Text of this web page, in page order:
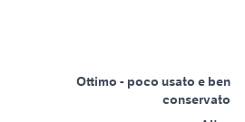
Ottimo - poco usato e ben
conservato